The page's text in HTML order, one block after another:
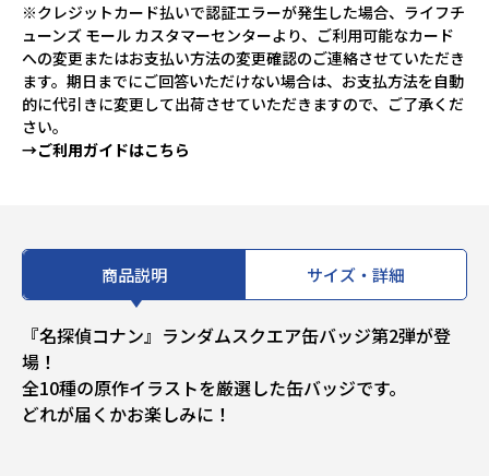
※クレジットカード払いで認証エラーが発生した場合、ライフチ
ューンズ モール カスタマーセンターより、ご利用可能なカード
への変更またはお支払い方法の変更確認のご連絡させていただき
ます。期日までにご回答いただけない場合は、お支払方法を自動
的に代引きに変更して出荷させていただきますので、ご了承くだ
さい。
→ご利用ガイドはこちら
商品説明 サイズ・詳細
『名探偵コナン』ランダムスクエア缶バッジ第2弾が登
場！
全10種の原作イラストを厳選した缶バッジです。
どれが届くかお楽しみに！